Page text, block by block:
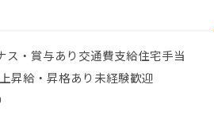
ス・賞与あり 交通費支給住宅手当
昇給・昇格あり 未経験歓迎